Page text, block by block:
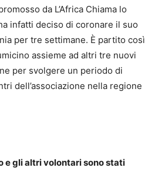
da L’Africa Chiama lo
infatti deciso di coronare il suo
per tre settimane. È partito così
assieme ad altri tre nuovi
per svolgere un periodo di
dell’associazione nella regione
e gli altri volontari sono stati